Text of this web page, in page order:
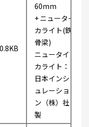
60mm
+ ニュータイ
カライト(鉄
骨梁)
ニュータイ
カライト：
日本インシ
ュレーショ
ン（株）社
製